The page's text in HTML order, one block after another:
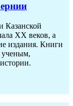
Казанской
ХХ веков, а
издания. Книги
ученым,